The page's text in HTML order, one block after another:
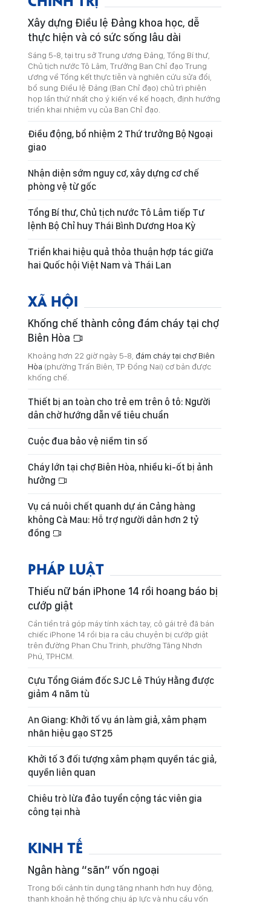
Xây dựng Điều lệ Đảng khoa học, dễ
thực hiện và có sức sống lâu dài
Sáng 5-8, tại trụ sở Trung ương Đảng, Tổng Bí thư,
Chủ tịch nước Tô Lâm, Trưởng Ban Chỉ đạo Trung
ương về Tổng kết thực tiễn và nghiên cứu sửa đổi,
bổ sung Điều lệ Đảng (Ban Chỉ đạo) chủ trì phiên
họp lần thứ nhất cho ý kiến về kế hoạch, định hướng
triển khai nhiệm vụ của Ban Chỉ đạo.
Điều động, bổ nhiệm 2 Thứ trưởng Bộ Ngoại
giao
Nhận diện sớm nguy cơ, xây dựng cơ chế
phòng vệ từ gốc
Tổng Bí thư, Chủ tịch nước Tô Lâm tiếp Tư
lệnh Bộ Chỉ huy Thái Bình Dương Hoa Kỳ
Triển khai hiệu quả thỏa thuận hợp tác giữa
hai Quốc hội Việt Nam và Thái Lan
XÃ HỘI
Khống chế thành công đám cháy tại chợ
Biên Hòa
Khoảng hơn 22 giờ ngày 5-8, đám cháy tại chợ Biên
Hòa (phường Trấn Biên, TP Đồng Nai) cơ bản được
khống chế.
Thiết bị an toàn cho trẻ em trên ô tô: Người
dân chờ hướng dẫn về tiêu chuẩn
Cuộc đua bảo vệ niềm tin số
Cháy lớn tại chợ Biên Hòa, nhiều ki-ốt bị ảnh
hưởng
Vụ cá nuôi chết quanh dự án Cảng hàng
không Cà Mau: Hỗ trợ người dân hơn 2 tỷ
đồng
PHÁP LUẬT
Thiếu nữ bán iPhone 14 rồi hoang báo bị
cướp giật
Cần tiền trả góp máy tính xách tay, cô gái trẻ đã bán
chiếc iPhone 14 rồi bịa ra câu chuyện bị cướp giật
trên đường Phan Chu Trinh, phường Tăng Nhơn
Phú, TPHCM.
Cựu Tổng Giám đốc SJC Lê Thúy Hằng được
giảm 4 năm tù
An Giang: Khởi tố vụ án làm giả, xâm phạm
nhãn hiệu gạo ST25
Khởi tố 3 đối tượng xâm phạm quyền tác giả,
quyền liên quan
Chiêu trò lừa đảo tuyển cộng tác viên gia
công tại nhà
KINH TẾ
Ngân hàng “săn” vốn ngoại
Trong bối cảnh tín dụng tăng nhanh hơn huy động,
thanh khoản hệ thống chịu áp lực và nhu cầu vốn